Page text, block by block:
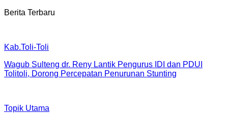
Berita Terbaru
Kab.Toli-Toli
Wagub Sulteng dr. Reny Lantik Pengurus IDI dan PDUI
Tolitoli, Dorong Percepatan Penurunan Stunting
Topik Utama